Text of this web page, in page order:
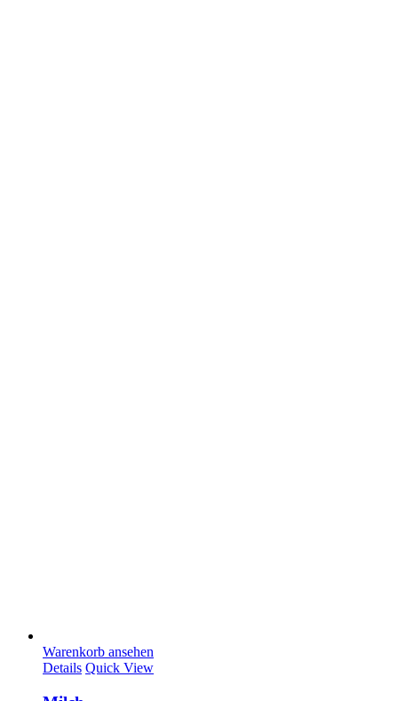
Warenkorb ansehen
Details Quick View